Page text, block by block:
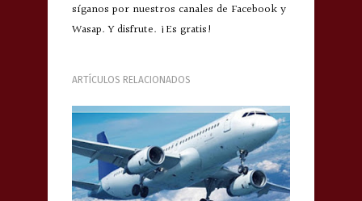
síganos por nuestros canales de Facebook y
Wasap. Y disfrute. ¡Es gratis!
ARTÍCULOS RELACIONADOS